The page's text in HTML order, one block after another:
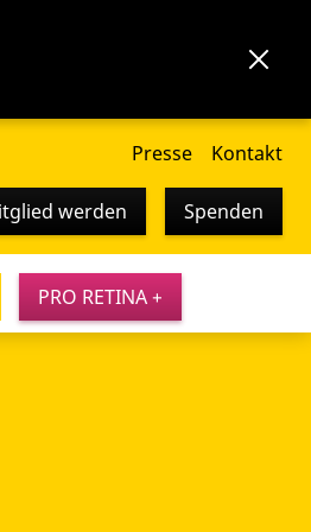
Presse Kontakt
werden Spenden
PRO RETINA +